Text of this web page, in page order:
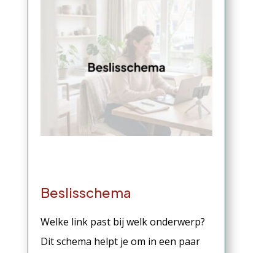
Beslisschema
Welke link past bij welk onderwerp?
Dit schema helpt je om in een paar